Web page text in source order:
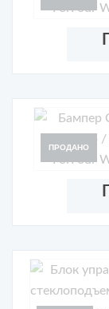
ПРОДАНО